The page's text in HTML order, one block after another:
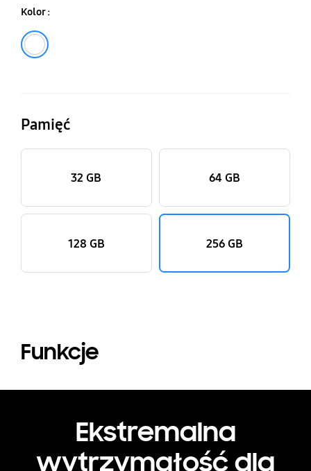
Kolor :
Pamięć
32 GB 64 GB
128 GB 256 GB
Funkcje
Ekstremalna
wytrzymałość dla